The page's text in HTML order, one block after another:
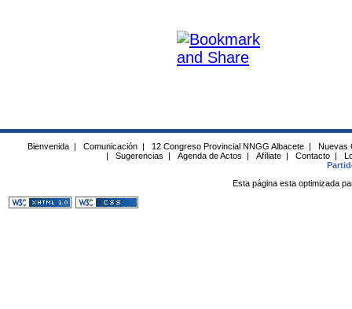
Bienvenida | Comunicación | 12 Congreso Provincial NNGG Albacete |
Nuevas
|
Sugerencias | Agenda de Actos | Afíliate | Contacto |
Esta página esta optimizada